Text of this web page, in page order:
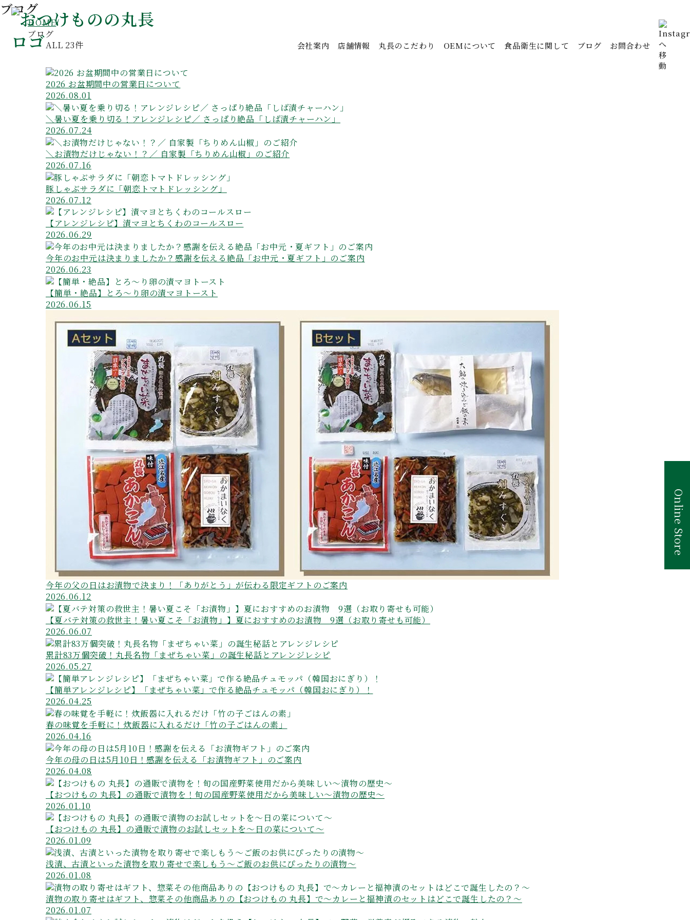
会社案内 店舗情報 丸長のこだわり OEMについて 食品衛生に関して ブログ お問合わせ
ブログ
HOME
ブログ
ALL 23件
2026 お盆期間中の営業日について
2026.08.01
＼暑い夏を乗り切る！アレンジレシピ／ さっぱり絶品「しば漬チャーハン」
2026.07.24
＼お漬物だけじゃない！？／ 自家製「ちりめん山椒」のご紹介
2026.07.16
豚しゃぶサラダに「朝恋トマトドレッシング」
2026.07.12
【アレンジレシピ】漬マヨとちくわのコールスロー
2026.06.29
今年のお中元は決まりましたか？感謝を伝える絶品「お中元・夏ギフト」のご案内
2026.06.23
【簡単・絶品】とろ～り卵の漬マヨトースト
2026.06.15
今年の父の日はお漬物で決まり！「ありがとう」が伝わる限定ギフトのご案内
2026.06.12
【夏バテ対策の救世主！暑い夏こそ「お漬物」】夏におすすめのお漬物 9選（お取り寄せも可能）
2026.06.07
累計83万個突破！丸長名物「まぜちゃい菜」の誕生秘話とアレンジレシピ
2026.05.27
【簡単アレンジレシピ】「まぜちゃい菜」で作る絶品チュモッパ（韓国おにぎり）！
2026.04.25
春の味覚を手軽に！炊飯器に入れるだけ「竹の子ごはんの素」
2026.04.16
今年の母の日は5月10日！感謝を伝える「お漬物ギフト」のご案内
2026.04.08
【おつけもの 丸長】の通販で漬物を！旬の国産野菜使用だから美味しい～漬物の歴史～
2026.01.10
【おつけもの 丸長】の通販で漬物のお試しセットを～日の菜について～
2026.01.09
浅漬、古漬といった漬物を取り寄せで楽しもう～ご飯のお供にぴったりの漬物～
2026.01.08
漬物の取り寄せはギフト、惣菜その他商品ありの【おつけもの 丸長】で～カレーと福神漬のセットはどこで誕生したの？～
2026.01.07
Online Store